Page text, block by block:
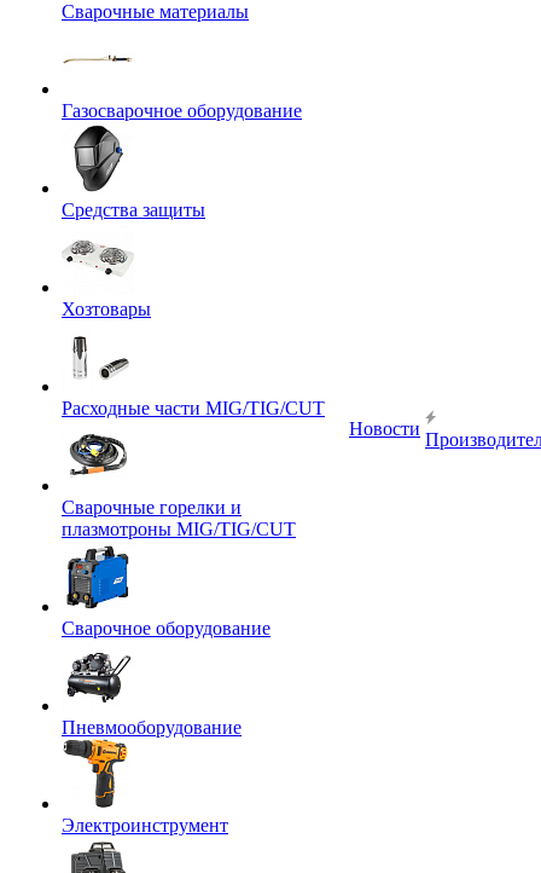
Сварочные материалы
Газосварочное оборудование
Средства защиты
Хозтовары
Расходные части MIG/TIG/CUT
Сварочные горелки и
плазмотроны MIG/TIG/CUT
Сварочное оборудование
Пневмооборудование
Электроинструмент
Новости